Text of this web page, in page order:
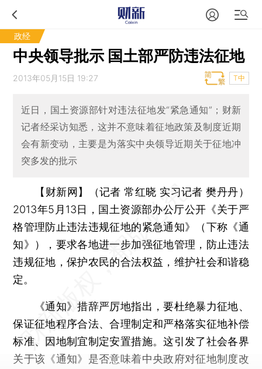
政经
中央领导批示 国土部严防违法征地
2013年05月15日 19:27 T中
近日，国土资源部针对违法征地发“紧急通知”；财新
记者经采访知悉，这并不意味着征地政策及制度近期
会有新变动，主要是为落实中央领导近期关于征地冲
突多发的批示
【财新网】（记者 常红晓 实习记者 樊丹丹）
2013年5月13日，国土资源部办公厅公开《关于严
格管理防止违法违规征地的紧急通知》（下称《通
知》），要求各地进一步加强征地管理，防止违法
违规征地，保护农民的合法权益，维护社会和谐稳
定。
《通知》措辞严厉地指出，要杜绝暴力征地、
保证征地程序合法、合理制定和严格落实征地补偿
标准、因地制宜制定安置措施。这引发了社会各界
关于该《通知》是否意味着中央政府对征地制度改